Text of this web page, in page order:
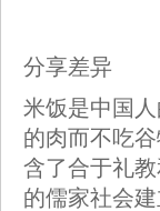
分享差异
米饭是中国
的肉而不吃
含了合于礼
的儒家社会